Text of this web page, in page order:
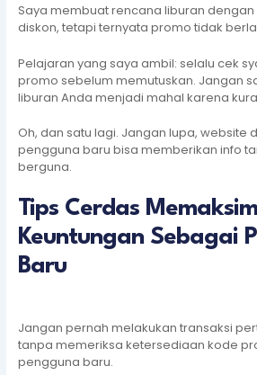
Saya membuat rencana liburan
diskon, tetapi ternyata promo tidak
Pelajaran yang saya ambil: selalu cek
promo sebelum memutuskan. Jangan
liburan Anda menjadi mahal karena
Oh, dan satu lagi. Jangan lupa, website
pengguna baru bisa memberikan info
berguna.
Tips Cerdas
Keuntungan Sebagai
Baru
Jangan pernah melakukan transaksi
tanpa memeriksa ketersediaan kode
pengguna baru.